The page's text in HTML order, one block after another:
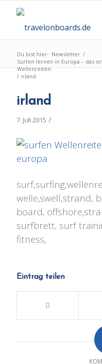
Du bist hier: Newsletter /
Surfen lernen in Europa – das
Wellenreiten
/ irland
irland
7. Juli 2015 /
welle,swell,strand,
board,
surfbrett, surf
fitness,
Eintrag teilen